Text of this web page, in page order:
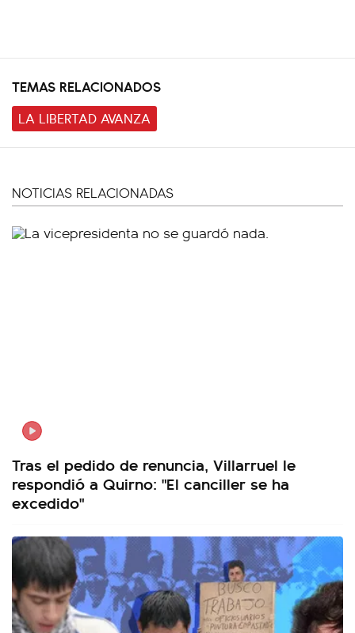
TEMAS RELACIONADOS
LA LIBERTAD AVANZA
NOTICIAS RELACIONADAS
Tras el pedido de renuncia, Villarruel le
respondió a Quirno: "El canciller se ha
excedido"